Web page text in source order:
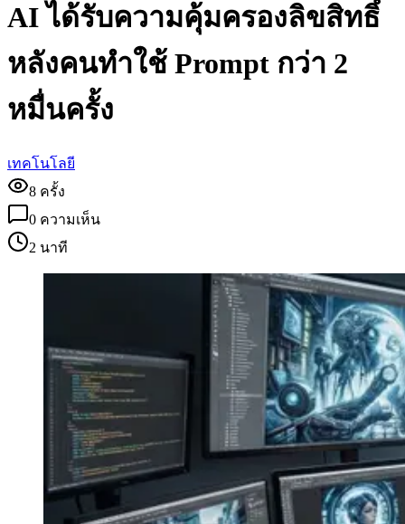
AI ได้รับความคุ้มครองลิขสิทธิ์
หลังคนทำใช้ Prompt กว่า 2
หมื่นครั้ง
เทคโนโลยี
8 ครั้ง
0 ความเห็น
2 นาที